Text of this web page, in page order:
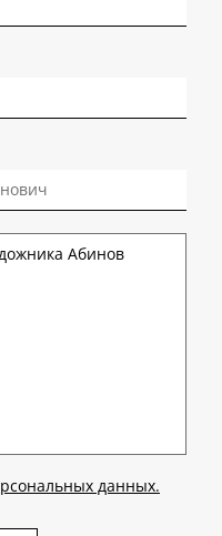
данных.